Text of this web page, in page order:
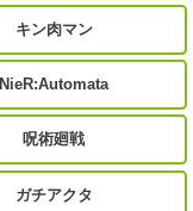
キン肉マン
NieR:Automata
呪術廻戦
ガチアクタ